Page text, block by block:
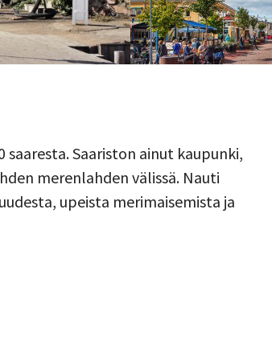
saaresta. Saariston ainut kaupunki,
merenlahden välissä. Nauti
upeista merimaisemista ja